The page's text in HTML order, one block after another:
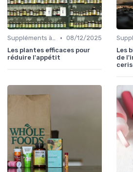
Suppléments à base de plantes • 08/12/2025
Les plantes efficaces pour
réduire l'appétit
Les
de